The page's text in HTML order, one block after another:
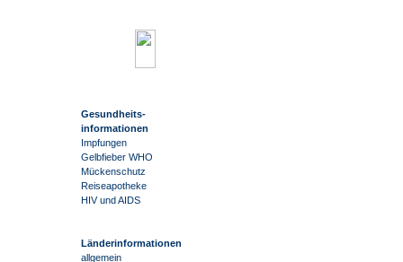
Gesundheits-
informationen
Impfungen
Gelbfieber WHO
Mückenschutz
Reiseapotheke
HIV und AIDS
Länderinformationen
allgemein